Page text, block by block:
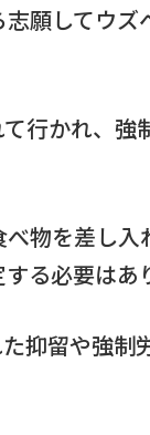
願してウズ
行かれ、強
物を差し入
る必要はあ
抑留や強制